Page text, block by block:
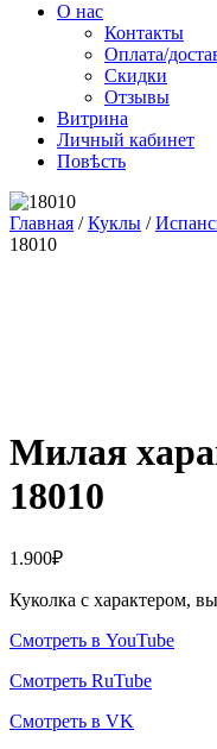
О нас
Контакты
Оплата/
Скидки
Отзывы
Витрина
Личный кабинет
Повѣсть
Главная /Куклы /
18010
Милая
18010
1.900₽
Куколка с характером,
Смотреть в YouTube
Смотреть RuTube
Смотреть в VK